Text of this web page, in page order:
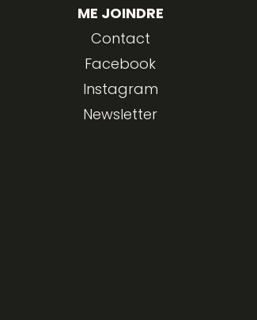
ME JOINDRE
Contact
Facebook
Instagram
Newsletter